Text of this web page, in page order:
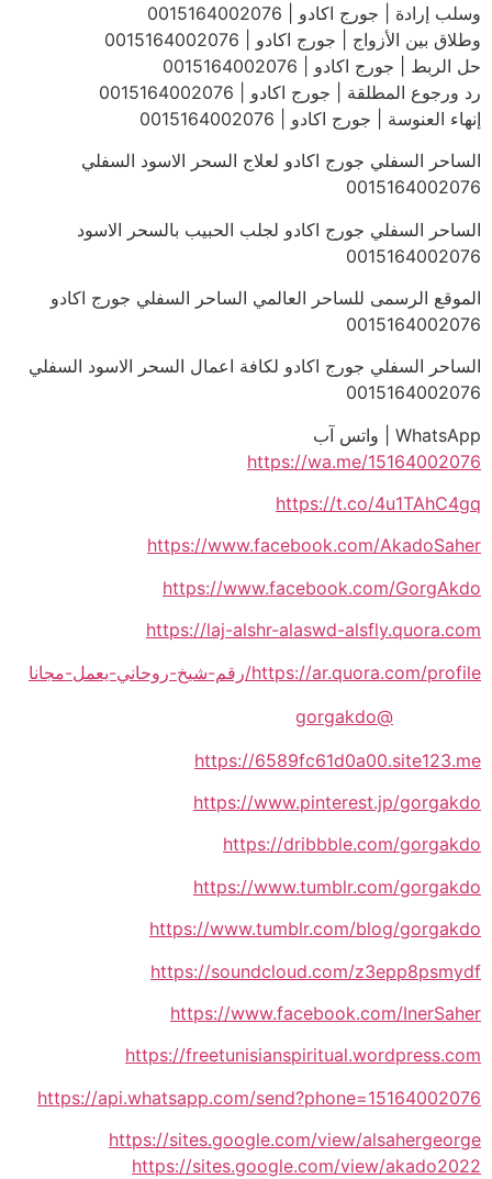
وسلب إرادة | جورج اكادو | 0015164002076
وطلاق بين الأزواج | جورج اكادو | 0015164002076
حل الربط | جورج اكادو | 0015164002076
رد ورجوع المطلقة | جورج اكادو | 0015164002076
إنهاء العنوسة | جورج اكادو | 0015164002076
الساحر السفلي جورج اكادو لعلاج السحر الاسود السفلي
0015164002076
الساحر السفلي جورج اكادو لجلب الحبيب بالسحر الاسود
0015164002076
الموقع الرسمى للساحر العالمي الساحر السفلي جورج اكادو
0015164002076
الساحر السفلي جورج اكادو لكافة اعمال السحر الاسود السفلي
0015164002076
WhatsApp | واتس آب
https://wa.me/15164002076
https://t.co/4u1TAhC4gq
https://www.facebook.com/AkadoSaher
https://www.facebook.com/GorgAkdo
https://laj-alshr-alaswd-alsfly.quora.com
https://ar.quora.com/profile/رقم-شيخ-روحاني-يعمل-مجانا
@gorgakdo
https://6589fc61d0a00.site123.me
https://www.pinterest.jp/gorgakdo
https://dribbble.com/gorgakdo
https://www.tumblr.com/gorgakdo
https://www.tumblr.com/blog/gorgakdo
https://soundcloud.com/z3epp8psmydf
https://www.facebook.com/InerSaher
https://freetunisianspiritual.wordpress.com
https://api.whatsapp.com/send?phone=15164002076
https://sites.google.com/view/alsahergeorge
https://sites.google.com/view/akado2022